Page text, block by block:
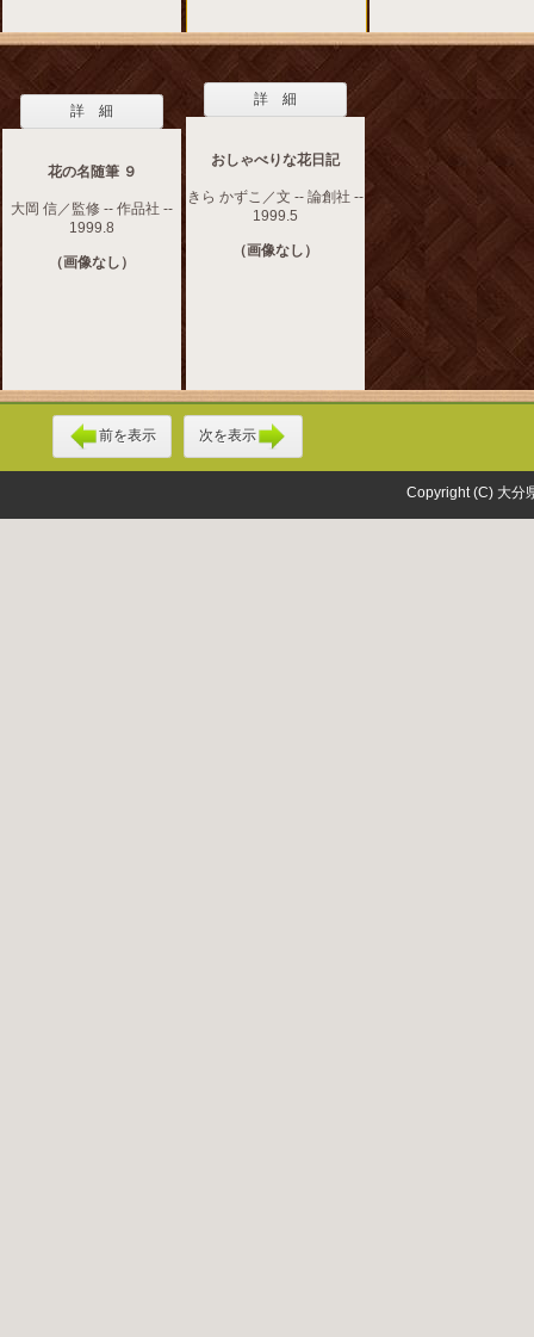
詳 細
花の名随筆 ９
大岡 信／監修 -- 作品社 --
1999.8
（画像なし）
詳 細
おしゃべりな花日記
きら かずこ／文 -- 論創社 --
1999.5
（画像なし）
前を表示 次を表示
Copyright (C) 大分